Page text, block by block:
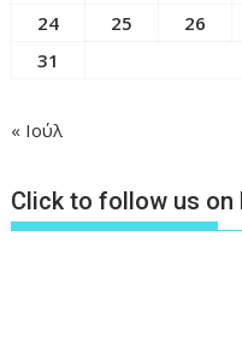
24
25 26
31
« Ιούλ
Click to follow us on